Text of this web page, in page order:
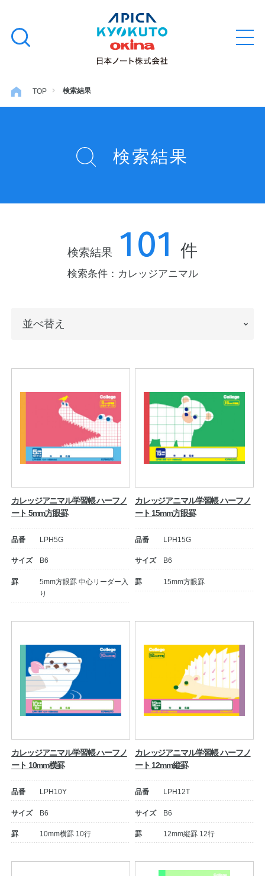
文
キ
ッ
閉
検
る
ファイル・バインダー
工場フォトツアー
公式オンラインショップ
企業情報 SDGsと未来
お問い合わせ プライバシーポリシー
English
法人のお客様へ
OEMご希望の方へ
TOP 検索結果
検索結果
検索結果 101 件
検索条件： カレッジアニマル
え
並べ替え
カレッジアニマル学習帳 ハーフノ
ート 5mm方眼罫
品番 LPH5G
サイズ B6
罫
5mm方眼罫 中心リーダー入
り
カレッジアニマル学習帳 ハーフノ
ート 15mm方眼罫
品番 LPH15G
サイズ B6
罫 15mm方眼罫
カレッジアニマル学習帳 ハーフノ
ート 10mm横罫
品番 LPH10Y
サイズ B6
罫 10mm横罫 10行
カレッジアニマル学習帳 ハーフノ
ート 12mm縦罫
品番 LPH12T
サイズ B6
罫 12mm縦罫 12行